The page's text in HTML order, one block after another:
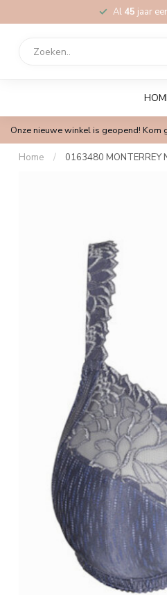
Al 45 jaar
Onze nieuwe winkel is geopend!
Home / 0163480 MONTERREY